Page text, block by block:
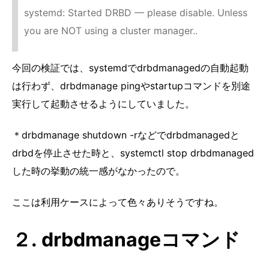
systemd: Started DRBD — please disable. Unless
you are NOT using a cluster manager..
今回の検証では、systemdでdrbdmanagedの自動起動
は行わず、drbdmanage pingやstartupコマンドを別途
実行して起動させるようにしていました。
＊drbdmanage shutdown -rなどでdrbdmanagedと
drbdを停止させた時と、systemctl stop drbdmanaged
した時の挙動の統一感がなかったので。
ここは利用ケースによって色々ありそうですね。
２. drbdmanageコマンド